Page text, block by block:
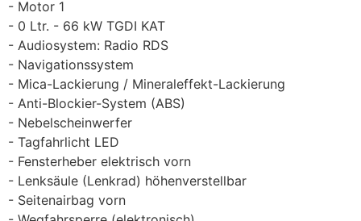
Motor 1
0 Ltr. - 66 kW TGDI KAT
Audiosystem: Radio RDS
Navigationssystem
Mica-Lackierung / Mineraleffekt-Lackierung
Anti-Blockier-System (ABS)
Nebelscheinwerfer
Tagfahrlicht LED
Fensterheber elektrisch vorn
Lenksäule (Lenkrad) höhenverstellbar
Seitenairbag vorn